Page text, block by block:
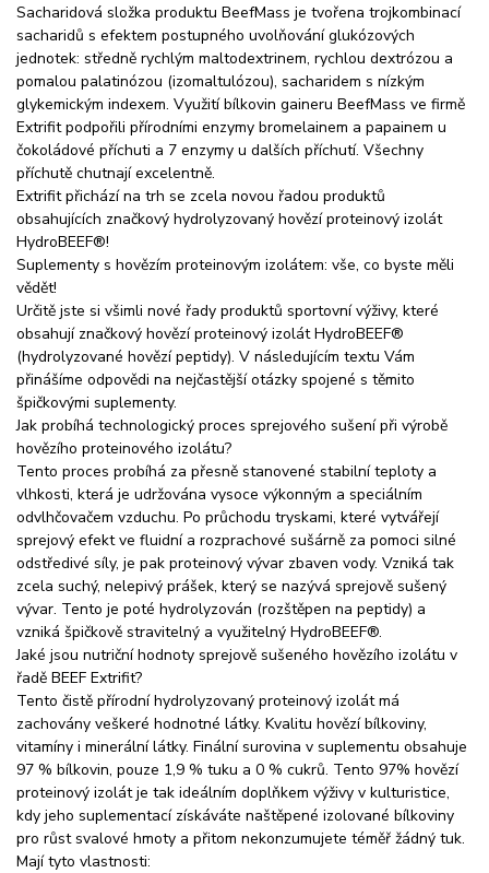
Sacharidová složka produktu BeefMass je tvořena trojkombinací
sacharidů s efektem postupného uvolňování glukózových
jednotek: středně rychlým maltodextrinem, rychlou dextrózou a
pomalou palatinózou (izomaltulózou), sacharidem s nízkým
glykemickým indexem. Využití bílkovin gaineru BeefMass ve firmě
Extrifit podpořili přírodními enzymy bromelainem a papainem u
čokoládové příchuti a 7 enzymy u dalších příchutí. Všechny
příchutě chutnají excelentně.
Extrifit přichází na trh se zcela novou řadou produktů
obsahujících značkový hydrolyzovaný hovězí proteinový izolát
HydroBEEF®!
Suplementy s hovězím proteinovým izolátem: vše, co byste měli
vědět!
Určitě jste si všimli nové řady produktů sportovní výživy, které
obsahují značkový hovězí proteinový izolát HydroBEEF®
(hydrolyzované hovězí peptidy). V následujícím textu Vám
přinášíme odpovědi na nejčastější otázky spojené s těmito
špičkovými suplementy.
Jak probíhá technologický proces sprejového sušení při výrobě
hovězího proteinového izolátu?
Tento proces probíhá za přesně stanovené stabilní teploty a
vlhkosti, která je udržována vysoce výkonným a speciálním
odvlhčovačem vzduchu. Po průchodu tryskami, které vytvářejí
sprejový efekt ve fluidní a rozprachové sušárně za pomoci silné
odstředivé síly, je pak proteinový vývar zbaven vody. Vzniká tak
zcela suchý, nelepivý prášek, který se nazývá sprejově sušený
vývar. Tento je poté hydrolyzován (rozštěpen na peptidy) a
vzniká špičkově stravitelný a využitelný HydroBEEF®.
Jaké jsou nutriční hodnoty sprejově sušeného hovězího izolátu v
řadě BEEF Extrifit?
Tento čistě přírodní hydrolyzovaný proteinový izolát má
zachovány veškeré hodnotné látky. Kvalitu hovězí bílkoviny,
vitamíny i minerální látky. Finální surovina v suplementu obsahuje
97 % bílkovin, pouze 1,9 % tuku a 0 % cukrů. Tento 97% hovězí
proteinový izolát je tak ideálním doplňkem výživy v kulturistice,
kdy jeho suplementací získáváte naštěpené izolované bílkoviny
pro růst svalové hmoty a přitom nekonzumujete téměř žádný tuk.
Mají tyto vlastnosti: